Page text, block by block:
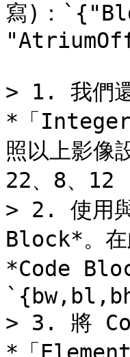
寫)：
> 1. 我們還
*「Integer
照以上影像
22、8、12
> 2. 使用與
Block*。在
*Code
> 3. 將